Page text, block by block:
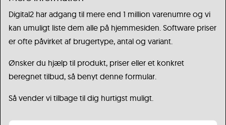
Digital2 har adgang til mere end 1 million varenumre og vi
kan umuligt liste dem alle på hjemmesiden. Software priser
er ofte påvirket af brugertype, antal og variant.
Ønsker du hjælp til produkt, priser eller et konkret
beregnet tilbud, så benyt denne formular.
Så vender vi tilbage til dig hurtigst muligt.